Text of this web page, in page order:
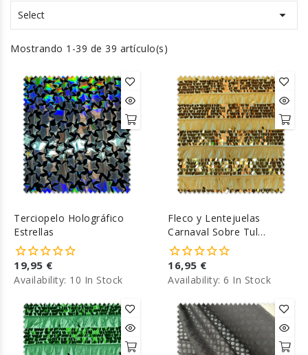
Select 
Mostrando 1-39 de 39 artículo(s)
Terciopelo Holográfico
Estrellas
19,95 €
Availability: 10 In Stock
Fleco y Lentejuelas
Carnaval Sobre Tul
Amarillo
16,95 €
Availability: 6 In Stock